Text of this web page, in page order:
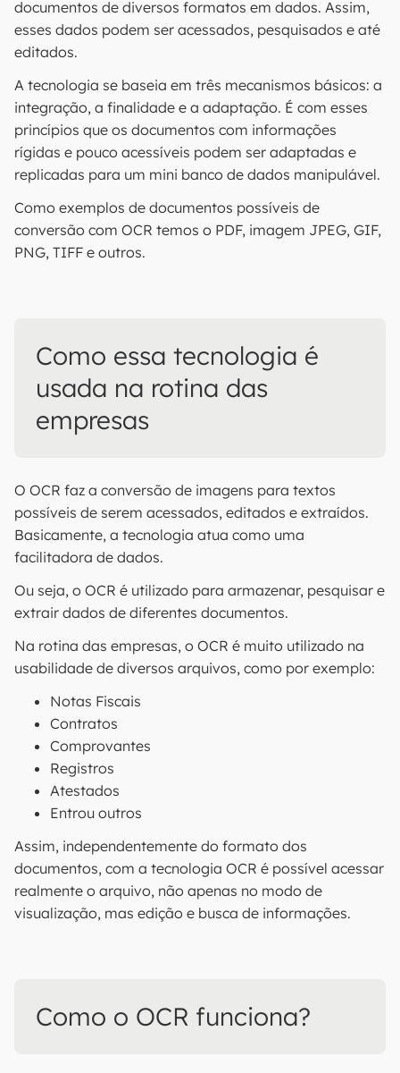
documentos de diversos formatos em dados. Assim,
esses dados podem ser acessados, pesquisados e até
editados.
A tecnologia se baseia em três mecanismos básicos: a
integração, a finalidade e a adaptação. É com esses
princípios que os documentos com informações
rígidas e pouco acessíveis podem ser adaptadas e
replicadas para um mini banco de dados manipulável.
Como exemplos de documentos possíveis de
conversão com OCR temos o PDF, imagem JPEG, GIF,
PNG, TIFF e outros.
Como essa tecnologia é
usada na rotina das
empresas
O OCR faz a conversão de imagens para textos
possíveis de serem acessados, editados e extraídos.
Basicamente, a tecnologia atua como uma
facilitadora de dados.
Ou seja, o OCR é utilizado para armazenar, pesquisar e
extrair dados de diferentes documentos.
Na rotina das empresas, o OCR é muito utilizado na
usabilidade de diversos arquivos, como por exemplo:
Notas Fiscais
Contratos
Comprovantes
Registros
Atestados
Entrou outros
Assim, independentemente do formato dos
documentos, com a tecnologia OCR é possível acessar
realmente o arquivo, não apenas no modo de
visualização, mas edição e busca de informações.
Como o OCR funciona?